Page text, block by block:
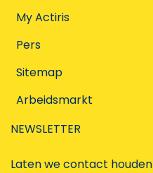
My Actiris
Pers
Sitemap
Arbeidsmarkt
NEWSLETTER
Laten we contact houden